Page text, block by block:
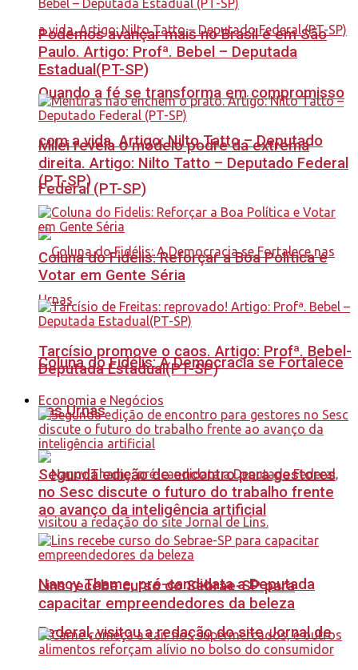
Quando a fé se transforma em compromisso
com a vida. Artigo: Nilto Tatto – Deputado
Federal (PT-SP)
Coluna do Fidélis: A Democracia se Fortalece
nas Urnas
Nancy Thame, pré-candidata a Deputada
Federal, visitou a redação do site Jornal de
Podemos avançar mais no Brasil e em São
Paulo. Artigo: Profª. Bebel – Deputada
Estadual(PT-SP)
Milei revela o modelo podre da extrema
direita. Artigo: Nilto Tatto – Deputado Federal
(PT-SP)
Coluna do Fidelis: Reforçar a Boa Política e
Votar em Gente Séria
Tarcísio promove o caos. Artigo: Profª. Bebel-
Deputada Estadual(PT-SP)
Economia e Negócios
Segunda edição de encontro para gestores
no Sesc discute o futuro do trabalho frente
ao avanço da inteligência artificial
Lins recebe curso do Sebrae-SP para
capacitar empreendedores da beleza